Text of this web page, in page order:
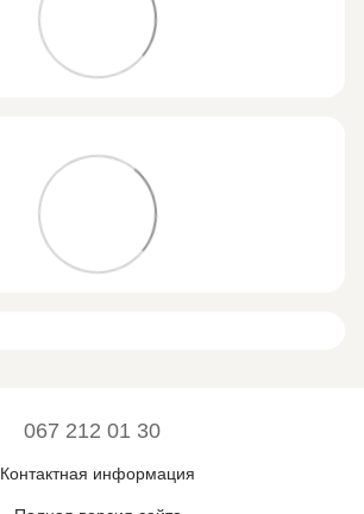
067 212 01 30
Контактная информация